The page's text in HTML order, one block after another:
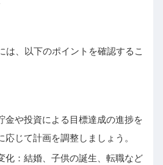
は、以下のポイントを確認するこ
金や投資による目標達成の進捗を
じて計画を調整しましょう。
化：結婚、子供の誕生、転職など